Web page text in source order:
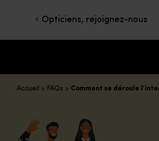
Opticiens, rejoignez-nous
Accueil » FAQs » Comment se déroule